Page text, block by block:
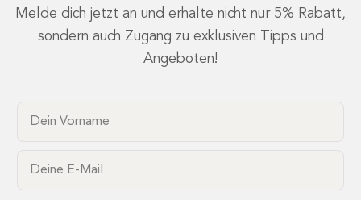
Melde dich jetzt an und erhalte nicht nur 5% Rabatt,
sondern auch Zugang zu exklusiven Tipps und
Angeboten!